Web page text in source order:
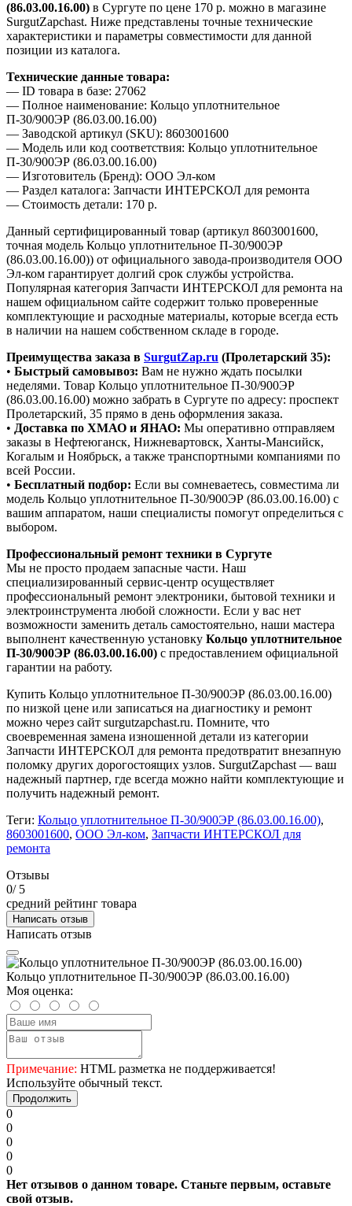
(86.03.00.16.00) в Сургуте по цене 170 р. можно в магазине
SurgutZapchast. Ниже представлены точные технические
характеристики и параметры совместимости для данной
позиции из каталога.
Технические данные товара:
— ID товара в базе: 27062
— Полное наименование: Кольцо уплотнительное
П-30/900ЭР (86.03.00.16.00)
— Заводской артикул (SKU): 8603001600
— Модель или код соответствия: Кольцо уплотнительное
П-30/900ЭР (86.03.00.16.00)
— Изготовитель (Бренд): ООО Эл-ком
— Раздел каталога: Запчасти ИНТЕРСКОЛ для ремонта
— Стоимость детали: 170 р.
Данный сертифицированный товар (артикул 8603001600,
точная модель Кольцо уплотнительное П-30/900ЭР
(86.03.00.16.00)) от официального завода-производителя ООО
Эл-ком гарантирует долгий срок службы устройства.
Популярная категория Запчасти ИНТЕРСКОЛ для ремонта на
нашем официальном сайте содержит только проверенные
комплектующие и расходные материалы, которые всегда есть
в наличии на нашем собственном складе в городе.
Преимущества заказа в SurgutZap.ru (Пролетарский 35):
• Быстрый самовывоз: Вам не нужно ждать посылки
неделями. Товар Кольцо уплотнительное П-30/900ЭР
(86.03.00.16.00) можно забрать в Сургуте по адресу: проспект
Пролетарский, 35 прямо в день оформления заказа.
• Доставка по ХМАО и ЯНАО: Мы оперативно отправляем
заказы в Нефтеюганск, Нижневартовск, Ханты-Мансийск,
Когалым и Ноябрьск, а также транспортными компаниями по
всей России.
• Бесплатный подбор: Если вы сомневаетесь, совместима ли
модель Кольцо уплотнительное П-30/900ЭР (86.03.00.16.00) с
вашим аппаратом, наши специалисты помогут определиться с
выбором.
Профессиональный ремонт техники в Сургуте
Мы не просто продаем запасные части. Наш
специализированный сервис-центр осуществляет
профессиональный ремонт электроники, бытовой техники и
электроинструмента любой сложности. Если у вас нет
возможности заменить деталь самостоятельно, наши мастера
выполнент качественную установку Кольцо уплотнительное
П-30/900ЭР (86.03.00.16.00) с предоставлением официальной
гарантии на работу.
Купить Кольцо уплотнительное П-30/900ЭР (86.03.00.16.00)
по низкой цене или записаться на диагностику и ремонт
можно через сайт surgutzapchast.ru. Помните, что
своевременная замена изношенной детали из категории
Запчасти ИНТЕРСКОЛ для ремонта предотвратит внезапную
поломку других дорогостоящих узлов. SurgutZapchast — ваш
надежный партнер, где всегда можно найти комплектующие и
получить надежный ремонт.
Теги: Кольцо уплотнительное П-30/900ЭР (86.03.00.16.00),
8603001600, ООО Эл-ком, Запчасти ИНТЕРСКОЛ для
ремонта
Отзывы
0/ 5
средний рейтинг товара
Написать отзыв
Написать отзыв
Кольцо уплотнительное П-30/900ЭР (86.03.00.16.00)
Моя оценка:
Примечание: HTML разметка не поддерживается!
Используйте обычный текст.
Продолжить
0
0
0
0
0
Нет отзывов о данном товаре. Станьте первым, оставьте
свой отзыв.